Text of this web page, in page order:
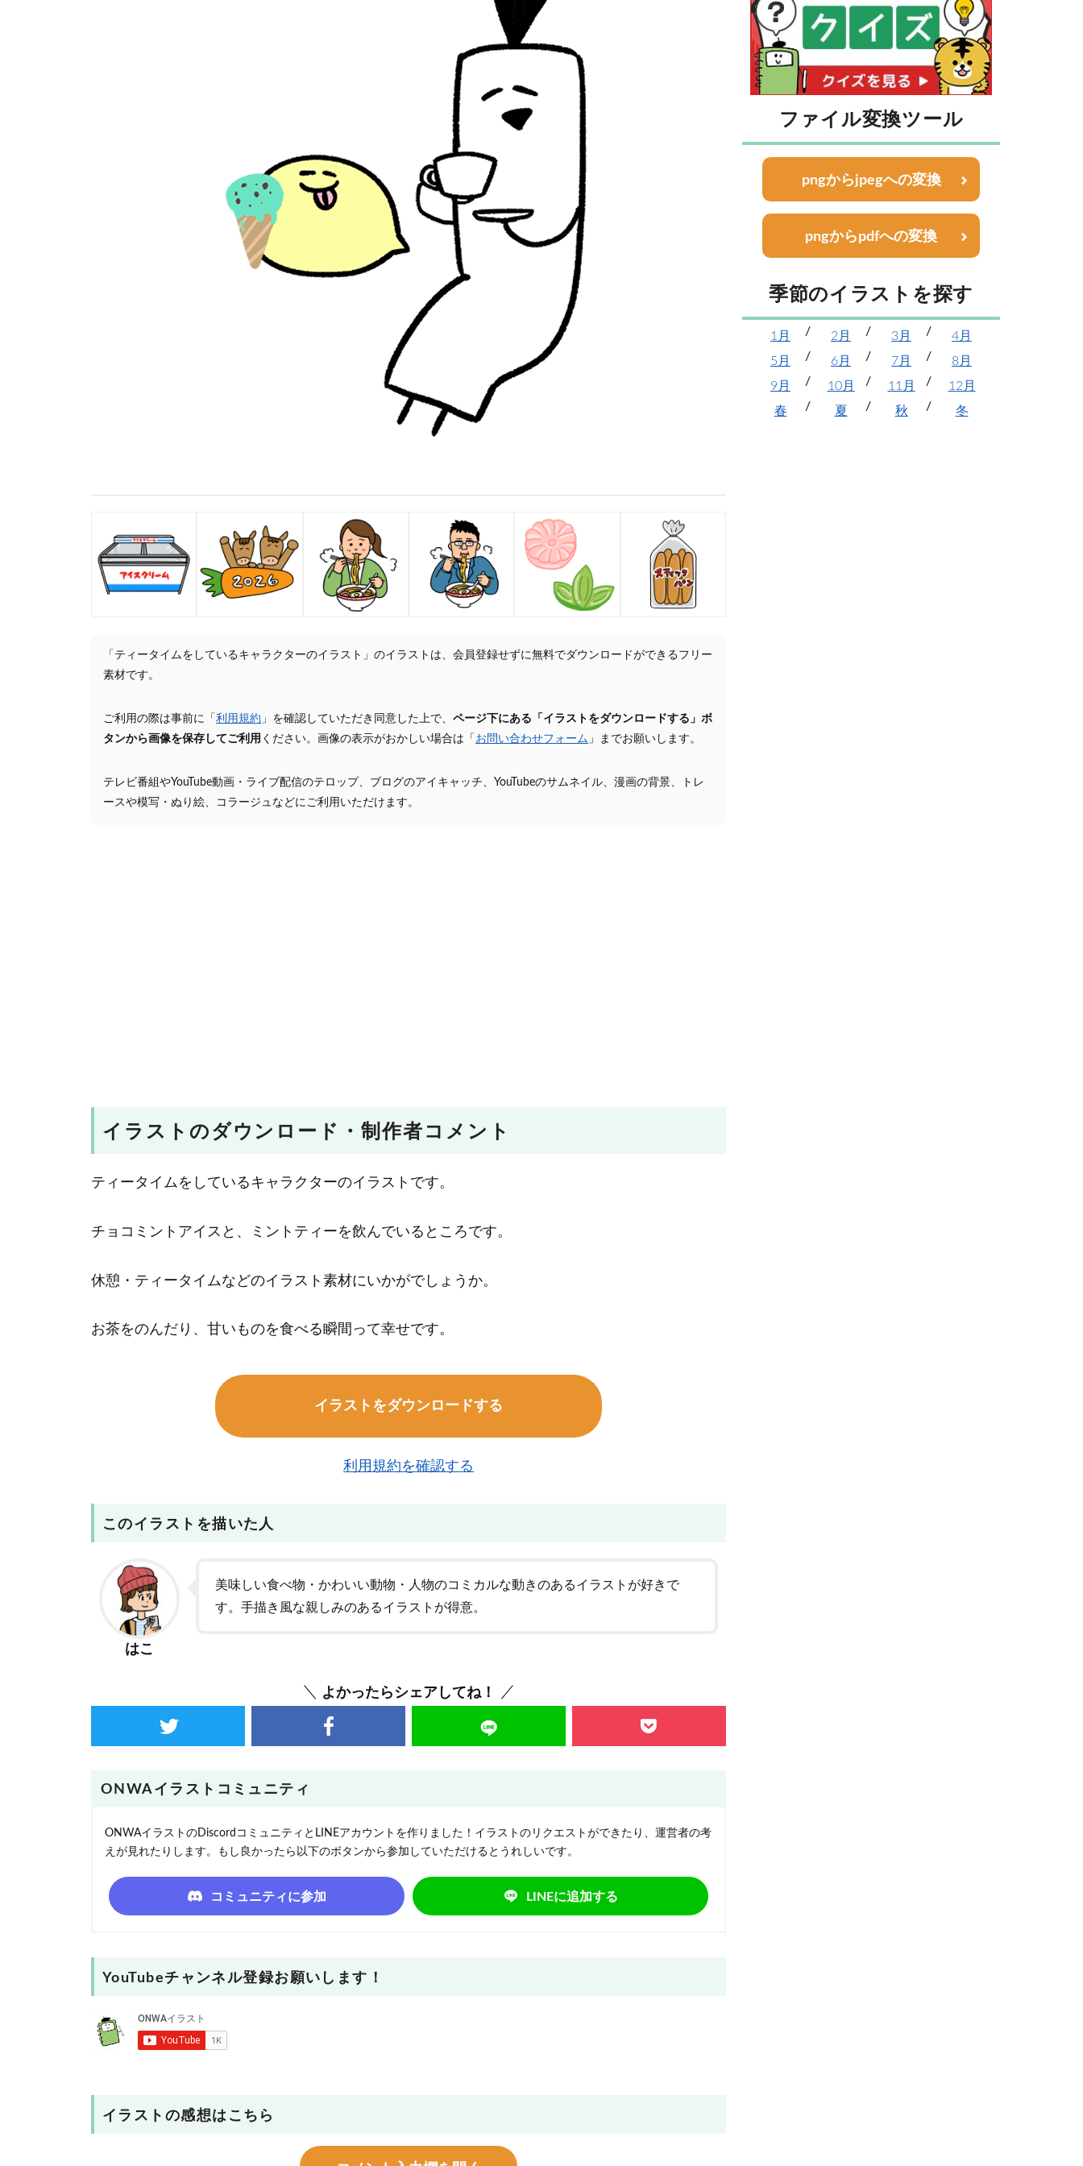
「ティータイムをしているキャラクターのイラスト」のイラストは、会員登録せずに無料でダウンロードができるフリー
素材です。
ご利用の際は事前に「 利用規約 」を確認していただき同意した上で、 ページ下にある「イラストをダウンロードする」ボ
タンから画像を保存してご利用 ください。画像の表示がおかしい場合は「 お問い合わせフォーム 」までお願いします。
テレビ番組やYouTube動画・ライブ配信のテロップ、ブログのアイキャッチ、YouTubeのサムネイル、漫画の背景、トレ
ースや模写・ぬり絵、コラージュなどにご利用いただけます。
イラストのダウンロード・制作者コメント
ティータイムをしているキャラクターのイラストです。
チョコミントアイスと、ミントティーを飲んでいるところです。
休憩・ティータイムなどのイラスト素材にいかがでしょうか。
お茶をのんだり、甘いものを食べる瞬間って幸せです。
イラストをダウンロードする
利用規約を確認する
このイラストを描いた人
はこ
美味しい食べ物・かわいい動物・人物のコミカルな動きのあるイラストが好きで
す。手描き風な親しみのあるイラストが得意。
よかったらシェアしてね！
ONWAイラストコミュニティ
ONWAイラストのDiscordコミュニティとLINEアカウントを作りました！イラストのリクエストができたり、運営者の考
えが見れたりします。もし良かったら以下のボタンから参加していただけるとうれしいです。
コミュニティに参加 LINEに追加する
YouTubeチャンネル登録お願いします！
イラストの感想はこちら
ファイル変換ツール
pngからjpegへの変換
pngからpdfへの変換
季節のイラストを探す
1月 2月 3月
4月
5月
6月 7月
8月
9月
10月 11月
12月
春
夏 秋 冬